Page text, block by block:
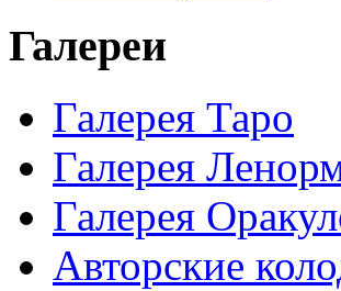
Галереи
Галерея Таро
Галерея
Галерея
Авторские